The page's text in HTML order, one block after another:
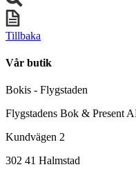
Tillbaka
Vår butik
Bokis - Flygstaden
Flygstadens Bok & Present
Kundvägen 2
302 41 Halmstad